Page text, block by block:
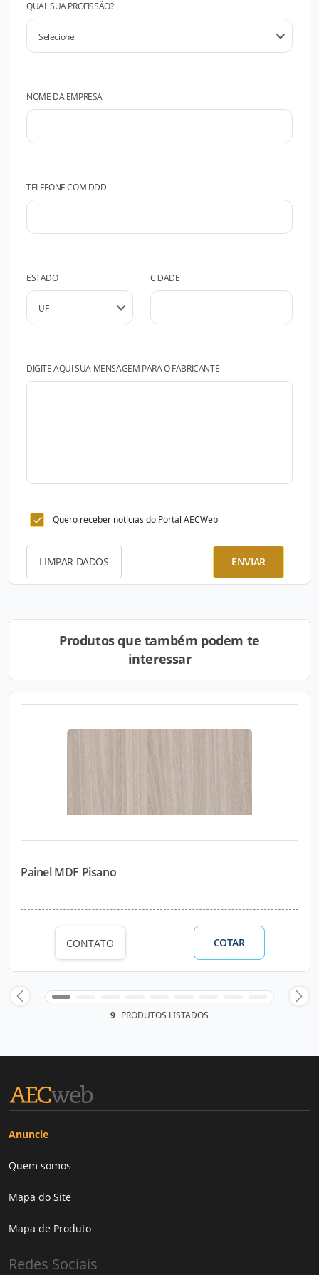
QUAL SUA PROFISSÃO?
NOME DA EMPRESA
TELEFONE COM DDD
ESTADO CIDADE
DIGITE AQUI SUA MENSAGEM PARA O FABRICANTE
Quero receber notícias do Portal AECWeb
LIMPAR DADOS ENVIAR
Produtos que também podem te
interessar
Painel MDF Pisano
CONTATO COTAR
9 PRODUTOS LISTADOS
Anuncie
Quem somos
Mapa do Site
Mapa de Produto
Redes Sociais